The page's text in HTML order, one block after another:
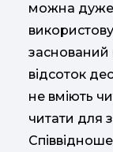
можна дуже
заснований
відсоток
не вміють
читати для